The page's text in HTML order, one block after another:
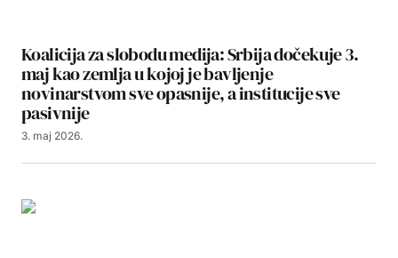
Koalicija za slobodu medija: Srbija dočekuje 3.
maj kao zemlja u kojoj je bavljenje
novinarstvom sve opasnije, a institucije sve
pasivnije
3. maj 2026.